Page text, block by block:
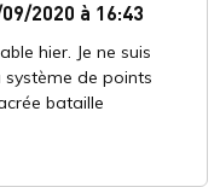
2020 à 16:43
hier. Je ne suis
de points
bataille